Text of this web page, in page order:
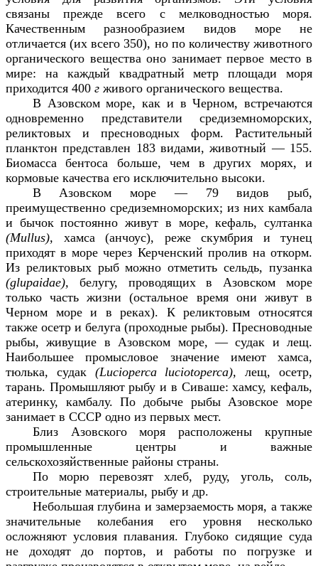
связаны прежде всего с мелководностью моря.
Качественным разнообразием видов море не
отличается (их всего 350), но по количеству животного
органического вещества оно занимает первое место в
мире: на каждый квадратный метр площади моря
приходится 400 г живого органического вещества.
В Азовском море, как и в Черном, встречаются
одновременно представители средиземноморских,
реликтовых и пресноводных форм. Растительный
планктон представлен 183 видами, животный — 155.
Биомасса бентоса больше, чем в других морях, и
кормовые качества его исключительно высоки.
В Азовском море — 79 видов рыб,
преимущественно средиземноморских; из них камбала
и бычок постоянно живут в море, кефаль, султанка
(Mullus), хамса (анчоус), реже скумбрия и тунец
приходят в море через Керченский пролив на откорм.
Из реликтовых рыб можно отметить сельдь, пузанка
(glupaidae), белугу, проводящих в Азовском море
только часть жизни (остальное время они живут в
Черном море и в реках). К реликтовым относятся
также осетр и белуга (проходные рыбы). Пресноводные
рыбы, живущие в Азовском море, — судак и лещ.
Наибольшее промысловое значение имеют хамса,
тюлька, судак (Lucioperca luciotoperca),лещ,
осетр,
тарань. Промышляют рыбу и в Сиваше: хамсу, кефаль,
атеринку, камбалу. По добыче рыбы Азовское море
занимает в СССР одно из первых мест.
Близ Азовского моря расположены крупные
промышленные центры и важные
сельскохозяйственные районы страны.
По морю перевозят хлеб, руду, уголь, соль,
строительные материалы, рыбу и др.
Небольшая глубина и замерзаемость моря, а также
значительные колебания его уровня несколько
осложняют условия плавания. Глубоко сидящие суда
не доходят до портов, и работы по погрузке и